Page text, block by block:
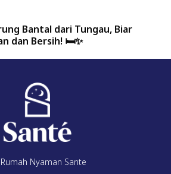
Bantal dari Tungau, Biar
dan Bersih! 🛏️✨
Rumah Nyaman Sante